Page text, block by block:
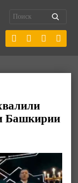
Башкирии